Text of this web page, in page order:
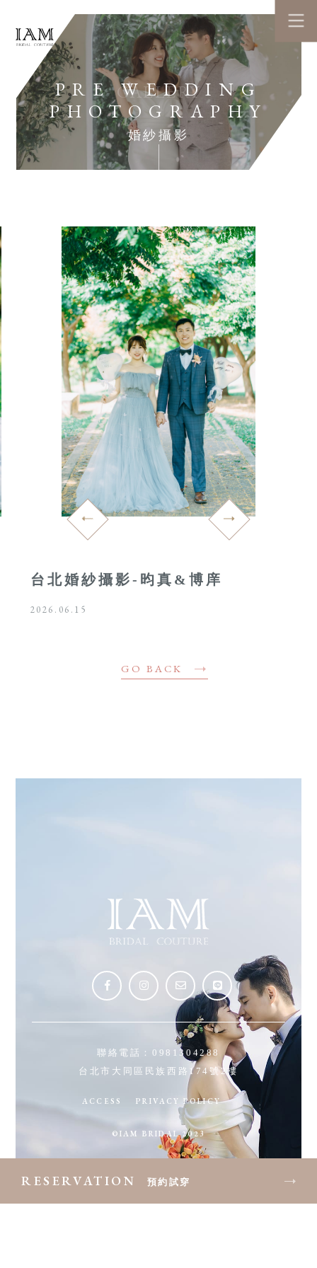
RESERVATION 預約試穿
PRE WEDDING
PHOTOGRAPHY
婚紗攝影
GALLERY
台北婚紗攝影-昀真&博庠
2026.06.15
GO BACK
聯絡電話： 0981304288
台北市大同區民族西路174號2樓
ACCESS PRIVACY POLICY
©IAM BRIDAL 2023